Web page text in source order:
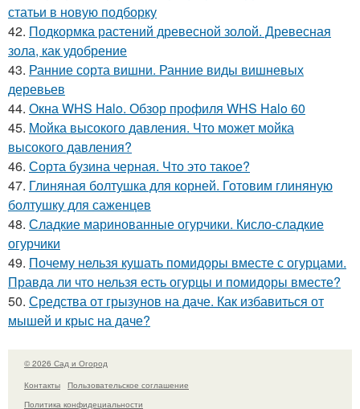
статьи в новую подборку
42. Подкормка растений древесной золой. Древесная
зола, как удобрение
43. Ранние сорта вишни. Ранние виды вишневых
деревьев
44. Окна WHS Halo. Обзор профиля WHS Halo 60
45. Мойка высокого давления. Что может мойка
высокого давления?
46. Сорта бузина черная. Что это такое?
47. Глиняная болтушка для корней. Готовим глиняную
болтушку для саженцев
48. Сладкие маринованные огурчики. Кисло-сладкие
огурчики
49. Почему нельзя кушать помидоры вместе с огурцами.
Правда ли что нельзя есть огурцы и помидоры вместе?
50. Средства от грызунов на даче. Как избавиться от
мышей и крыс на даче?
© 2026 Сад и Огород
Контакты
Пользовательское соглашение
Политика конфидециальности